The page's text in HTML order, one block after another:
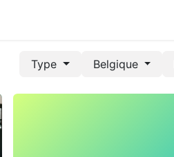
Type Belgique